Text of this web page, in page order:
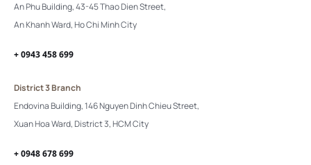
An Phu Building, 43-45 Thao Dien Street,
An Khanh Ward, Ho Chi Minh City
+ 0943 458 699
District 3 Branch
Endovina Building, 146 Nguyen Dinh Chieu Street,
Xuan Hoa Ward, District 3, HCM City
+ 0948 678 699